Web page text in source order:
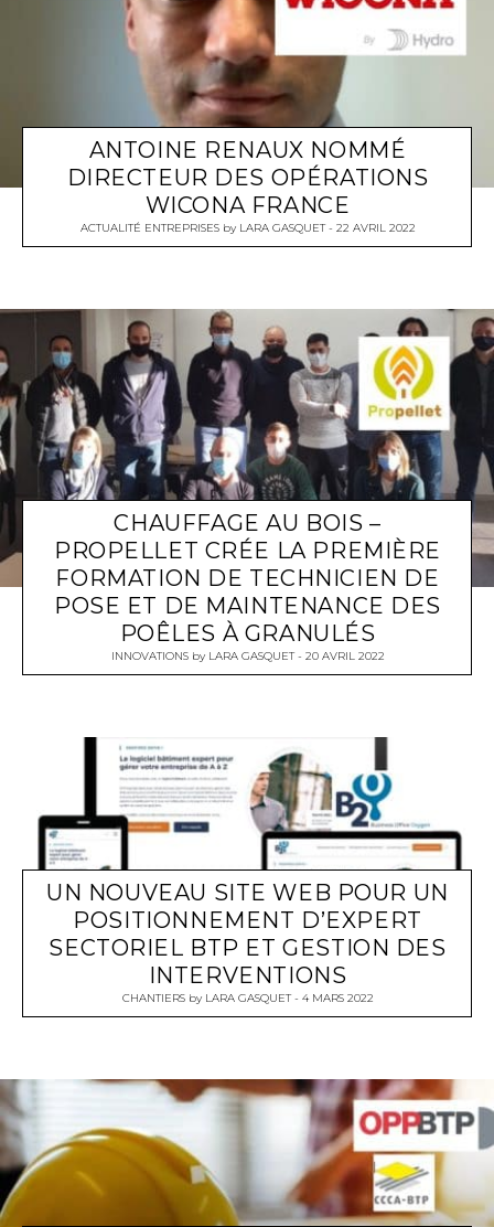
ANTOINE RENAUX NOMMÉ
DIRECTEUR DES OPÉRATIONS
WICONA FRANCE
ACTUALITÉ ENTREPRISESby LARA GASQUET 22 AVRIL 2022
CHAUFFAGE AU BOIS –
PROPELLET CRÉE LA PREMIÈRE
FORMATION DE TECHNICIEN DE
POSE ET DE MAINTENANCE DES
POÊLES À GRANULÉS
INNOVATIONSby LARA GASQUET 20 AVRIL 2022
UN NOUVEAU SITE WEB POUR UN
POSITIONNEMENT D’EXPERT
SECTORIEL BTP ET GESTION DES
INTERVENTIONS
CHANTIERSby LARA GASQUET 4 MARS 2022